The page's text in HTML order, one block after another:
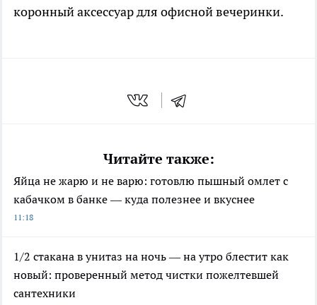
коронный аксессуар для офисной вечеринки.
Читайте также:
Яйца не жарю и не варю: готовлю пышный омлет с
кабачком в банке — куда полезнее и вкуснее
11:18
1/2 стакана в унитаз на ночь — на утро блестит как
новый: проверенный метод чистки пожелтевшей
сантехники